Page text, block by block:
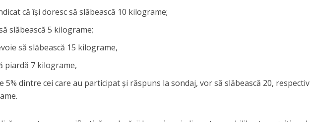
că își doresc să slăbească 10 kilograme;
slăbească 5 kilograme;
să slăbească 15 kilograme,
piardă 7 kilograme,
5% dintre cei care au participat și răspuns la sondaj, vor să slăbească 20, respectiv